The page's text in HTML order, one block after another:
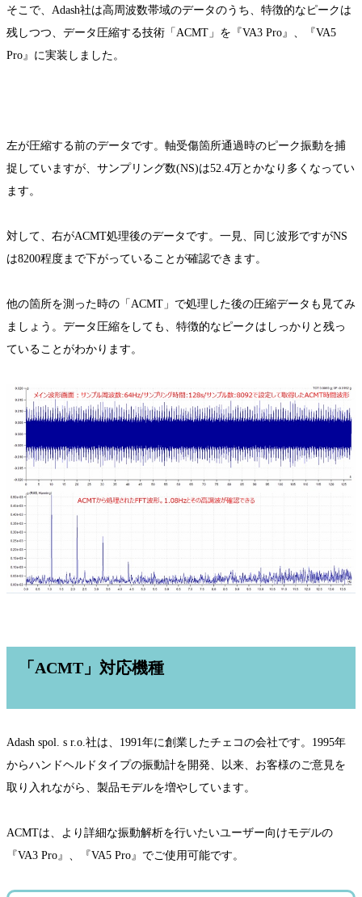
そこで、Adash社は高周波数帯域のデータのうち、特徴的なピークは
残しつつ、データ圧縮する技術「ACMT」を『VA3 Pro』、『VA5
Pro』に実装しました。
左が圧縮する前のデータです。軸受傷箇所通過時のピーク振動を捕
捉していますが、サンプリング数(NS)は52.4万とかなり多くなってい
ます。
対して、右がACMT処理後のデータです。一見、同じ波形ですがNS
は8200程度まで下がっていることが確認できます。
他の箇所を測った時の「ACMT」で処理した後の圧縮データも見てみ
ましょう。データ圧縮をしても、特徴的なピークはしっかりと残っ
ていることがわかります。
「ACMT」対応機種
Adash spol. s r.o.社は、1991年に創業したチェコの会社です。1995年
からハンドヘルドタイプの振動計を開発、以来、お客様のご意見を
取り入れながら、製品モデルを増やしています。
ACMTは、より詳細な振動解析を行いたいユーザー向けモデルの
『VA3 Pro』、『VA5 Pro』でご使用可能です。